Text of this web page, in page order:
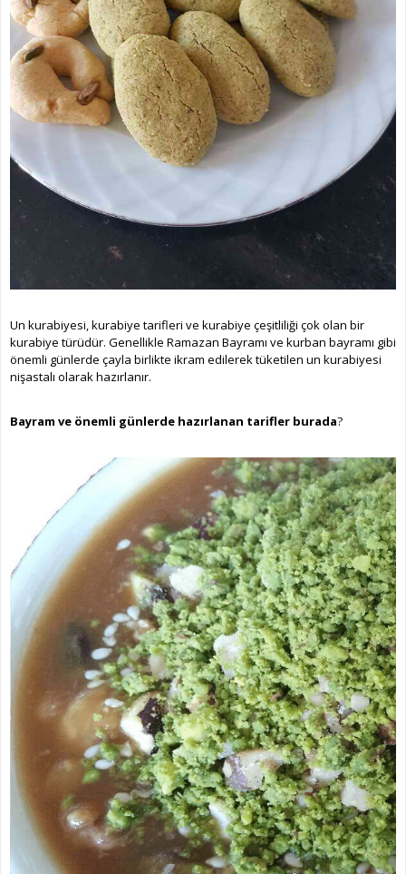
Un kurabiyesi, kurabiye tarifleri ve kurabiye çeşitliliği çok olan bir
kurabiye türüdür. Genellikle Ramazan Bayramı ve kurban bayramı gibi
önemli günlerde çayla birlikte ikram edilerek tüketilen un kurabiyesi
nişastalı olarak hazırlanır.
Bayram ve önemli günlerde hazırlanan tarifler burada?